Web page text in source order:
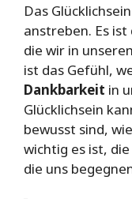
Das
anstreben. Es ist
die wir in
ist das Gefühl,
Dankbarkeit in
Glücklichsein
bewusst sind,
wichtig es ist,
die uns